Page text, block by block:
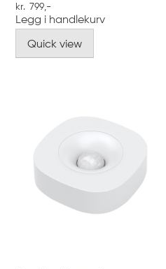
kr 799,-
Legg i handlekurv
Quick view